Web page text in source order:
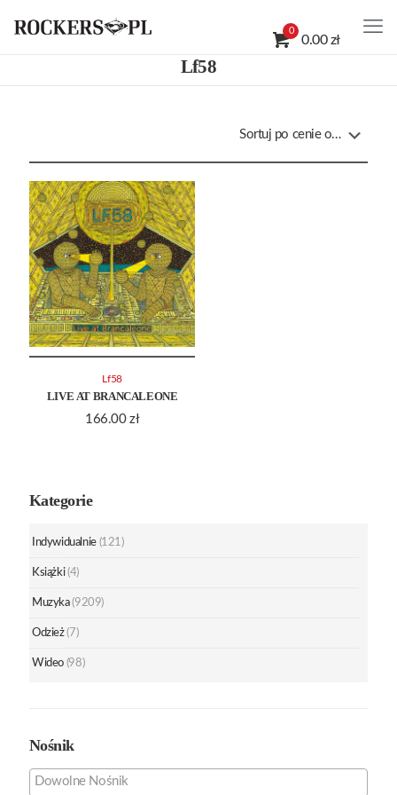
0
0.00 zł
Lf58
LIVE AT BRANCALEONE
166.00 zł
Lf58
Kategorie
Indywidualnie (121)
Książki (4)
Muzyka (9209)
Odzież (7)
Wideo (98)
Nośnik